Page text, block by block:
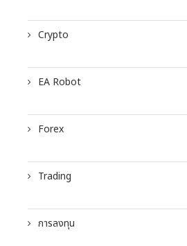
Crypto
EA Robot
Forex
Trading
การลงทุน